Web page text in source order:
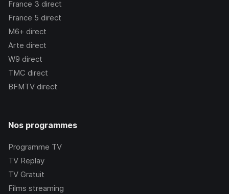
France 3 direct
France 5 direct
M6+ direct
Arte direct
W9 direct
TMC direct
BFMTV direct
Nos programmes
Programme TV
TV Replay
TV Gratuit
Films streaming